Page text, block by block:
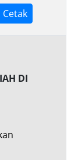
Cetak
DI